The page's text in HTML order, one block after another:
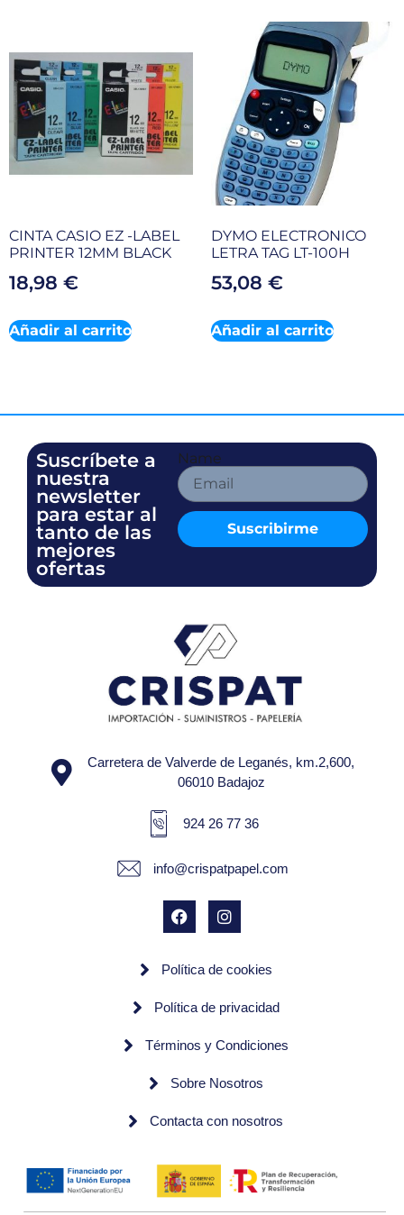
CINTA CASIO EZ -LABEL
PRINTER 12MM BLACK
18,98 €
Añadir al carrito
DYMO ELECTRONICO
LETRA TAG LT-100H
53,08 €
Añadir al carrito
Name
Suscribirme
Suscríbete a
nuestra
newsletter
para estar al
tanto de las
mejores
ofertas
Carretera de Valverde de Leganés, km.2,600,
06010 Badajoz
924 26 77 36
info@crispatpapel.com
Política de cookies
Política de privacidad
Términos y Condiciones
Sobre Nosotros
Contacta con nosotros